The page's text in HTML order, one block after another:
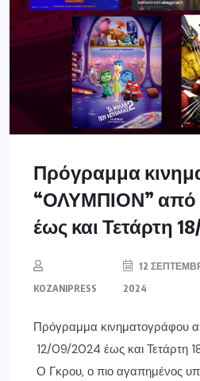
Πρόγραμμα
“ΟΛΥΜΠΙΟΝ” από
έως και Τετάρτη
KOZANIPRESS
12
2024
Πρόγραμμα κινηματογράφου
12/09/2024 έως και
Ο Γκρου, ο πιο αγαπημένος